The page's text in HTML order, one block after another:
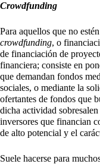
Crowdfunding
Para aquellos que no
crowdfunding, o
de financiación de
financiera; consiste en
que demandan fondos
sociales, o mediante la
ofertantes de fondos que
dicha actividad
inversores que financian
de alto potencial y el
Suele hacerse para